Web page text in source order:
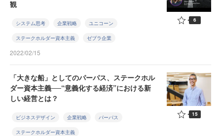
観
システム思考 企業戦略 ユニコーン
ステークホルダー資本主義 ゼブラ企業
2022/02/15
6
「大きな船」としてのパーパス、ステークホル
ダー資本主義──“意義化する経済”における新
しい経営とは？
ビジネスデザイン 企業戦略 パーパス
ステークホルダー資本主義
15